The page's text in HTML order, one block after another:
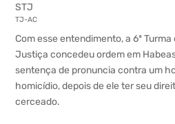
STJ
TJ-AC
Com esse entendimento, a 6ª
Justiça concedeu ordem em
sentença de pronuncia contra um
homicídio, depois de ele ter seu
cerceado.